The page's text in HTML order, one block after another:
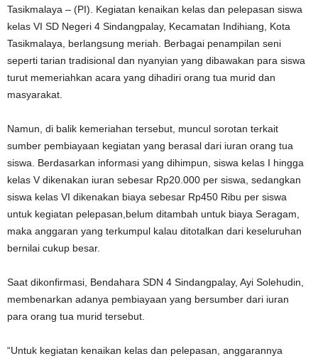
Tasikmalaya – (PI). Kegiatan kenaikan kelas dan pelepasan siswa
kelas VI SD Negeri 4 Sindangpalay, Kecamatan Indihiang, Kota
Tasikmalaya, berlangsung meriah. Berbagai penampilan seni
seperti tarian tradisional dan nyanyian yang dibawakan para siswa
turut memeriahkan acara yang dihadiri orang tua murid dan
masyarakat.
Namun, di balik kemeriahan tersebut, muncul sorotan terkait
sumber pembiayaan kegiatan yang berasal dari iuran orang tua
siswa. Berdasarkan informasi yang dihimpun, siswa kelas I hingga
kelas V dikenakan iuran sebesar Rp20.000 per siswa, sedangkan
siswa kelas VI dikenakan biaya sebesar Rp450 Ribu per siswa
untuk kegiatan pelepasan,belum ditambah untuk biaya Seragam,
maka anggaran yang terkumpul kalau ditotalkan dari keseluruhan
bernilai cukup besar.
Saat dikonfirmasi, Bendahara SDN 4 Sindangpalay, Ayi Solehudin,
membenarkan adanya pembiayaan yang bersumber dari iuran
para orang tua murid tersebut.
“Untuk kegiatan kenaikan kelas dan pelepasan, anggarannya